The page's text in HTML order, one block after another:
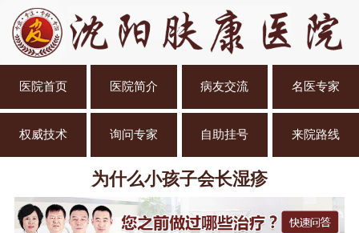
医院首页 医院简介 病友交流 名医专家
权威技术 询问专家 自助挂号 来院路线
为什么小孩子会长湿疹